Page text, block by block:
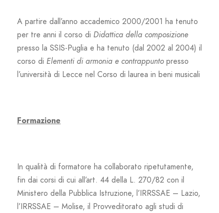
A partire dall’anno accademico 2000/2001 ha tenuto
per tre anni il corso di Didattica della composizione
presso la SSIS-Puglia e ha tenuto (dal 2002 al 2004) il
corso di Elementi di armonia e contrappuntopresso
l’università di Lecce nel Corso di laurea in beni musicali
Formazione
In qualità di formatore ha collaborato ripetutamente,
fin dai corsi di cui all’art. 44 della L. 270/82 con il
Ministero della Pubblica Istruzione, l’IRRSSAE – Lazio,
l’IRRSSAE – Molise, il Provveditorato agli studi di